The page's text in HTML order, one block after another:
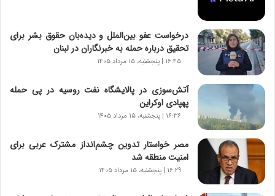
ج
د
ی
د
ا
ر
ن‌
خ
و
د
و
درخواست عفو بین‌الملل و دیده‌بان حقوق بشر برای
تحقیق درباره حمله به خبرنگاران در لبنان
۱۶:۴۵ | پنجشنبه، ۱۵ مرداد ۱۴۰۵
آتش‌سوزی در پالایشگاه نفت روسیه در پی حمله
پهپادی اوکراین
۱۶:۳۶ | پنجشنبه، ۱۵ مرداد ۱۴۰۵
مصر خواستار تدوین چشم‌انداز مشترک عربی برای
امنیت منطقه شد
۱۶:۲۹ | پنجشنبه، ۱۵ مرداد ۱۴۰۵